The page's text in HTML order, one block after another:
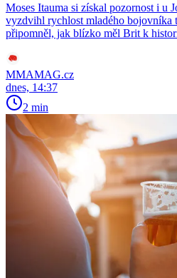
Moses Itauma si získal pozornost i u
vyzdvihl rychlost mladého bojovníka
připomněl, jak blízko měl Brit k
MMAMAG.cz
dnes, 14:37
2 min